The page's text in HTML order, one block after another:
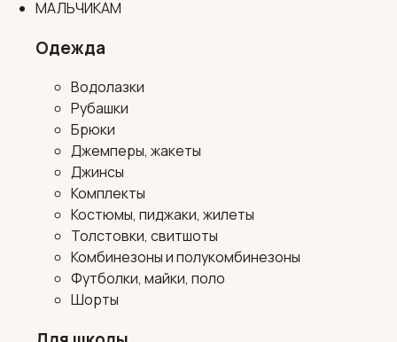
МАЛЬЧИКАМ
Одежда
Водолазки
Рубашки
Брюки
Джемперы, жакеты
Джинсы
Комплекты
Костюмы, пиджаки, жилеты
Толстовки, свитшоты
Комбинезоны и полукомбинезоны
Футболки, майки, поло
Шорты